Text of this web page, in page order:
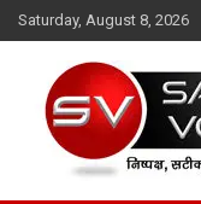
Skip
to
Saturday, August 8, 2026